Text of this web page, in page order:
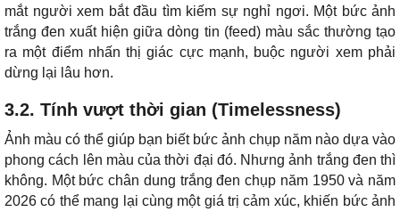
mắt người xem bắt đầu tìm kiếm sự nghỉ ngơi. Một bức ảnh
trắng đen xuất hiện giữa dòng tin (feed) màu sắc thường tạo
ra một điểm nhấn thị giác cực mạnh, buộc người xem phải
dừng lại lâu hơn.
3.2. Tính vượt thời gian (Timelessness)
Ảnh màu có thể giúp bạn biết bức ảnh chụp năm nào dựa vào
phong cách lên màu của thời đại đó. Nhưng ảnh trắng đen thì
không. Một bức chân dung trắng đen chụp năm 1950 và năm
2026 có thể mang lại cùng một giá trị cảm xúc, khiến bức ảnh